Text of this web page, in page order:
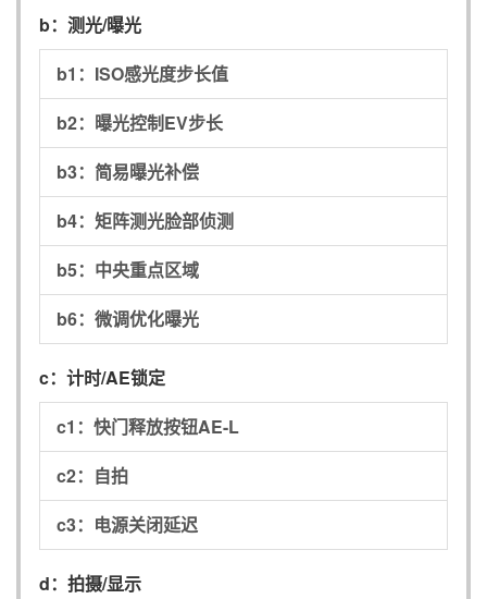
b： 测光/曝光
b1： ISO感光度步长值
b2： 曝光控制EV步长
b3： 简易曝光补偿
b4： 矩阵测光脸部侦测
b5： 中央重点区域
b6： 微调优化曝光
c： 计时/AE锁定
c1： 快门释放按钮AE-L
c2： 自拍
c3： 电源关闭延迟
d： 拍摄/显示